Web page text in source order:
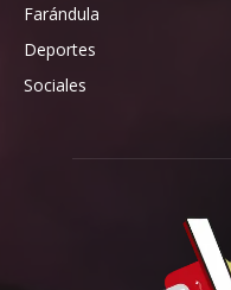
Farándula
Deportes
Sociales